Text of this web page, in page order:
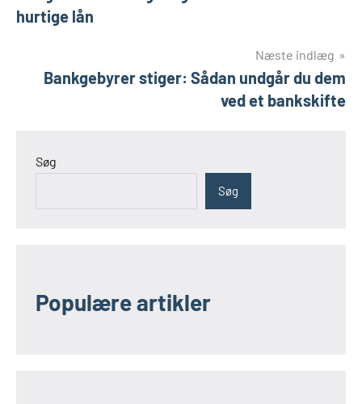
hurtige lån
Næste indlæg
Bankgebyrer stiger: Sådan undgår du dem
ved et bankskifte
Søg
Søg
Populære artikler